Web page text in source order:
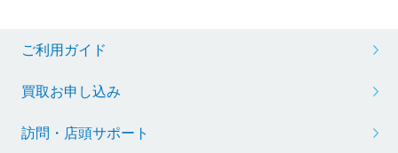
ご利用ガイド
買取お申し込み
訪問・店頭サポート